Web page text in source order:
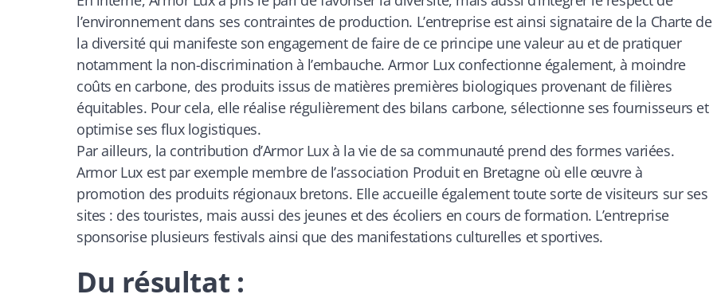
l’environnement dans ses contraintes de production. L’entreprise est ainsi signataire de la Charte de
la diversité qui manifeste son engagement de faire de ce principe une valeur au et de pratiquer
notamment la non-discrimination à l’embauche. Armor Lux confectionne également, à moindre
coûts en carbone, des produits issus de matières premières biologiques provenant de filières
équitables. Pour cela, elle réalise régulièrement des bilans carbone, sélectionne ses fournisseurs et
optimise ses flux logistiques.
Par ailleurs, la contribution d’Armor Lux à la vie de sa communauté prend des formes variées.
Armor Lux est par exemple membre de l’association Produit en Bretagneoù elle œuvre à
promotion des produits régionaux bretons. Elle accueille également toute sorte de visiteurs sur ses
sites : des touristes, mais aussi des jeunes et des écoliers en cours de formation. L’entreprise
sponsorise plusieurs festivals ainsi que des manifestations culturelles et sportives.
Du résultat :